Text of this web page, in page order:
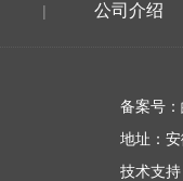
| 公司介绍
备案号：
地址：
技术支